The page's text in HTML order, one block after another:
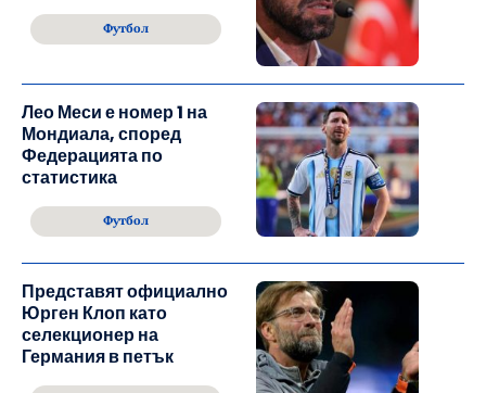
Футбол
Лео Меси е номер 1 на
Мондиала, според
Федерацията по
статистика
Футбол
Представят официално
Юрген Клоп като
селекционер на
Германия в петък